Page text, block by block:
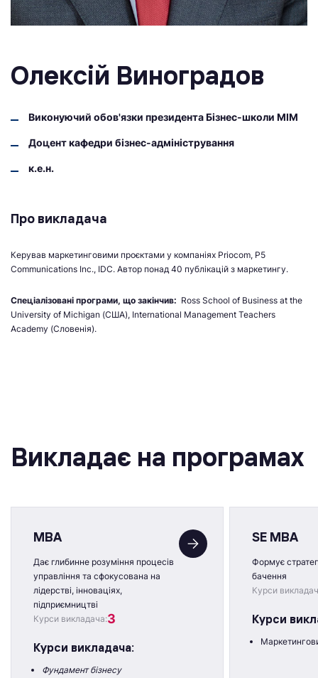
Олексій Виноградов
Виконуючий обов'язки президента Бізнес-школи МІМ
Доцент кафедри бізнес-адміністрування
к.е.н.
Про викладача
Керував маркетинговими проєктами у компаніях Priocom, P5
Communications Inc., IDC. Автор понад 40 публікацій з маркетингу.
Спеціалізовані програми, що закінчив: Ross School of Business at the
University of Michigan (CША), International Management Teachers
Academy (Словенія).
Викладає на програмах
MBA
Дає глибинне розуміння процесів
управління та сфокусована на
лідерстві, інноваціях,
підприємництві
Курси викладача:3
Курси викладача:
Фундамент бізнесу
SE MBA
Формує
бачення
Курси
Курси